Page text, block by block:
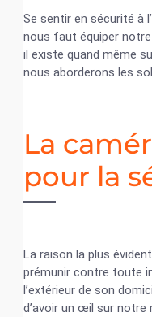
Se sentir en sécurité à
nous faut équiper
il existe quand même
nous aborderons les
La
pour la
La raison la plus
prémunir contre toute
l’extérieur de son
d’avoir un œil sur notre